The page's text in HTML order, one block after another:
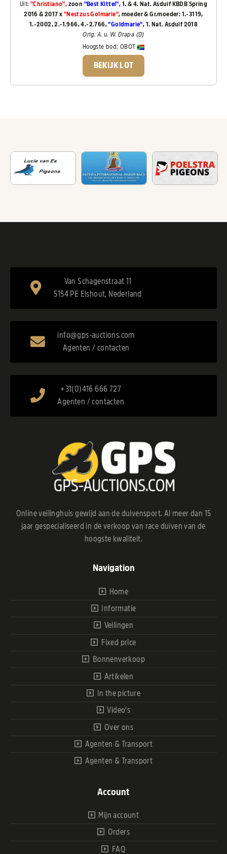
Uit: "Christiano", zoon "Best Kittel", 1. & 4. Nat. Asduif KBDB Spring
2016 & 2017 x "Nestzus Golmarie", moeder & Gr.moeder: 1.-3119,
1.-2002, 2.-1.966, 4.-2.766,"Goldmarie", 1. Nat. Asduif 2018
Orig. A. u. W. Drapa (D)
Hoogste bod:OBOT
BEKIJK LOT
Van Schagenstraat 11
5154 PE Elshout, Nederland
info@gps-auctions.com
Agenten / contacten
+31(0)416 666 727
Agenten / contacten
Online veilinghuis gewijd aan de duivensport. Al meer dan 15
jaar gespecialiseerd in de verkoop van race duiven van de
hoogste kwaliteit.
Navigation
Home
Informatie
Veilingen
Fixed price
Bonnenverkoop
Artikelen
In the picture
Video’s
Over ons
Agenten & Transport
Agenten & Transport
Account
Mijn account
Orders
FAQ